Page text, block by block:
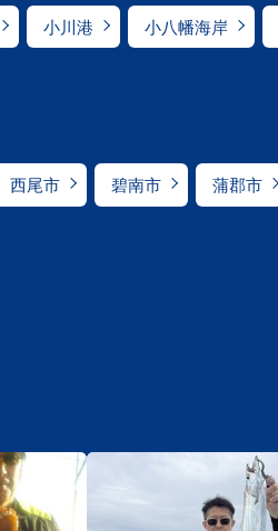
小川港 小八幡海岸
西尾市 碧南市 蒲郡市